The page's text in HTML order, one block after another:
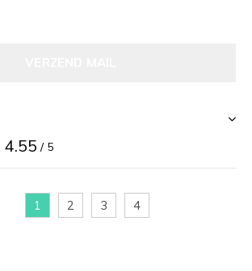
4.55 / 5
1 2 3 4